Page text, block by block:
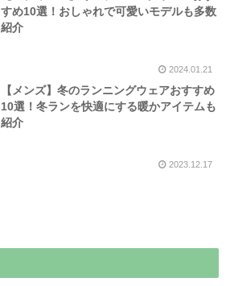
すめ10選！おしゃれで可愛いモデルも多数
紹介
2024.01.21
【メンズ】冬のランニングウェアおすすめ
10選！冬ランを快適にする暖かアイテムも
紹介
2023.12.17